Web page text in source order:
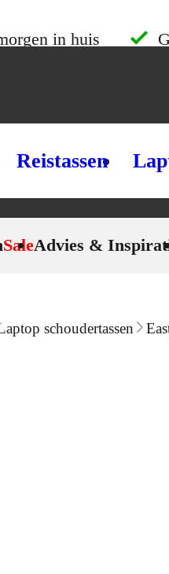
in huis
Reistassen
SaleAdvies &
schoudertassen